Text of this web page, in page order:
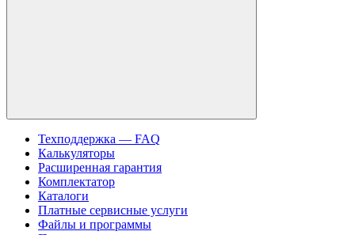
Техподдержка — FAQ
Калькуляторы
Расширенная гарантия
Комплектатор
Каталоги
Платные сервисные услуги
Файлы и программы